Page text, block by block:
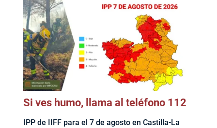
Si ves humo, llama al teléfono 112
IPP de IIFF para el 7 de agosto en Castilla-La